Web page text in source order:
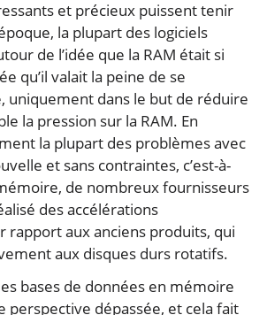
et précieux puissent tenir
la plupart des logiciels
de l’idée que la RAM était si
qu’il valait la peine de se
uniquement dans le but de réduire
la pression sur la RAM. En
la plupart des problèmes avec
et sans contraintes, c’est-à-
de nombreux fournisseurs
des accélérations
rapport aux anciens produits, qui
aux disques durs rotatifs.
bases de données en mémoire
perspective dépassée, et cela fait